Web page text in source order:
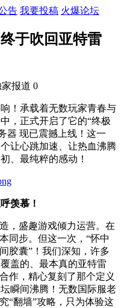
告 我要投稿 火爆论坛
于吹回亚特雷
家报道 0
！承载着无数玩家青春与
，正式开启了它的“终极
现已震撼上线！这一
让心跳加速、让热血沸腾
、最纯粹的感动！
羡慕！
，盛趣游戏倾力运营。在
同步。但这一次，“怀中
胶囊”！我们深知，许多
盖的、最本真的亚特雷
作，精心复刻了那个定义
瞬间沸腾！无数国际服老
“翻墙”攻略，只为体验这